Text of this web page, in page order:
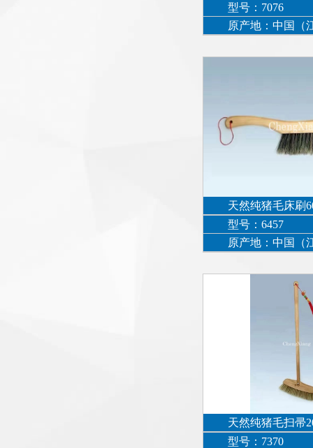
型号：7076
原产地：中国（
天然纯猪毛床刷
型号：6457
原产地：中国（
天然纯猪毛扫帚
型号：7370